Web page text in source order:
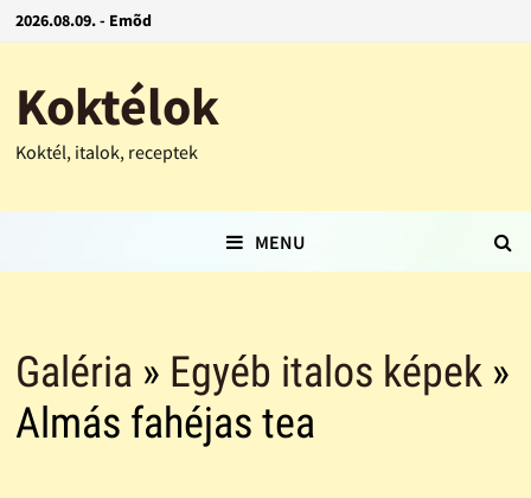
2026.08.09. - Emõd
Koktélok
Koktél, italok, receptek
MENU
Galéria » Egyéb italos képek»
Almás fahéjas tea